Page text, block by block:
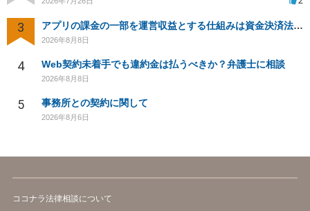
3 アプリの課金の一部を運営収益とする仕組みは資金決済法に該当しますか？
2026年8月8日
4 Web契約未着手でも違約金は払うべきか？弁護士に相談
2026年8月8日
5 事務所との契約に関して
2026年8月6日
ココナラ法律相談について